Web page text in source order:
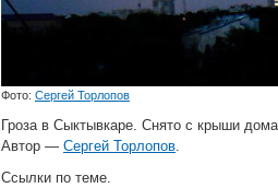
Фото: Сергей Торлопов
Гроза в Сыктывкаре. Снято с крыши
Автор — Сергей Торлопов.
Ссылки по теме.